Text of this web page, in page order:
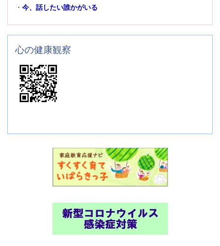
・ 今、話したい誰かがいる
心の健康観察